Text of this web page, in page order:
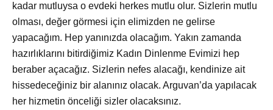
kadar mutluysa o evdeki herkes mutlu olur. Sizlerin mutlu
olması, değer görmesi için elimizden ne gelirse
yapacağım. Hep yanınızda olacağım. Yakın zamanda
hazırlıklarını bitirdiğimiz Kadın Dinlenme Evimizi hep
beraber açacağız. Sizlerin nefes alacağı, kendinize ait
hissedeceğiniz bir alanınız olacak. Arguvan’da yapılacak
her hizmetin önceliği sizler olacaksınız.